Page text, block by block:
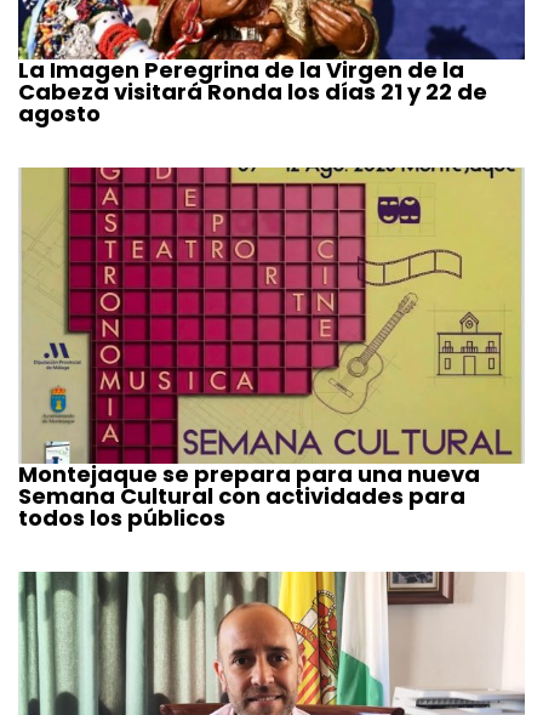
La Imagen Peregrina de la Virgen de la
Cabeza visitará Ronda los días 21 y 22 de
agosto
Montejaque se prepara para una nueva
Semana Cultural con actividades para
todos los públicos